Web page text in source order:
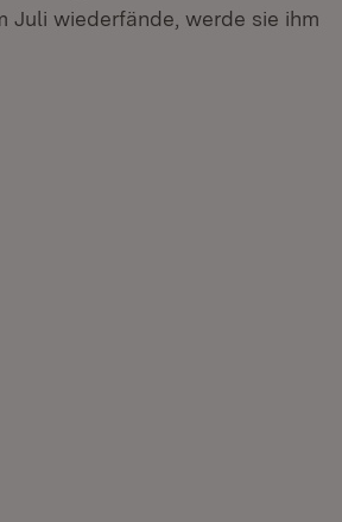
Juli wiederfände, werde sie ihm